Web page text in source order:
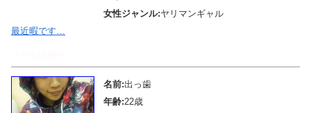
女性ジャンル:ヤリマンギャル
最近暇です…
名前:出っ歯
年齢:22歳